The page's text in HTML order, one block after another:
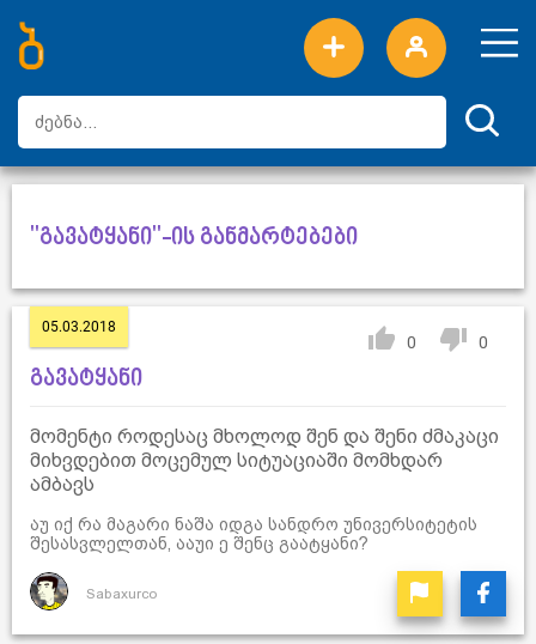
ახალი სიტყვები
ტოპ სიტყვები
დღის ტოპ სიტყვები
ტოპ მომხმარებლები
"გავატყანი"-ის განმარტებები
05.03.2018
0 0
გავატყანი
მომენტი როდესაც მხოლოდ შენ და შენი ძმაკაცი
მიხვდებით მოცემულ სიტუაციაში მომხდარ
ამბავს
აუ იქ რა მაგარი ნაშა იდგა სანდრო უნივერსიტეტის
შესასვლელთან, ააუი ე შენც გაატყანი?
Sabaxurco